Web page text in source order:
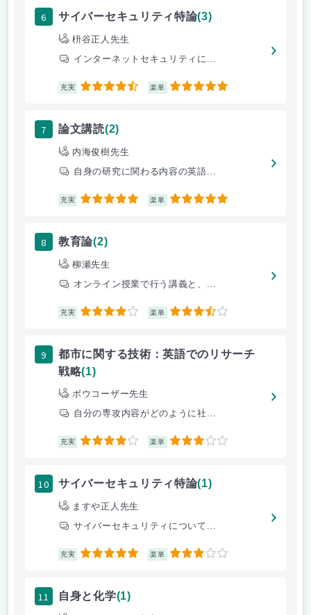
6 サイバーセキュリティ特論(3)
枡谷正人先生
インターネットセキュリティに...
充実 4.5 楽単 5
7 論文講読(2)
内海俊樹先生
自身の研究に関わる内容の英語...
充実 5 楽単 5
8 教育論(2)
柳瀬先生
オンライン授業で行う講義と、...
充実 4 楽単 3.5
9
都市に関する技術：英語でのリサーチ
戦略(1)
ボウコーザー先生
自分の専攻内容がどのように社...
充実 4 楽単 3
10 サイバーセキュリティ特論(1)
ますや正人先生
サイバーセキュリティについて...
充実 5 楽単 3
11 自身と化学(1)